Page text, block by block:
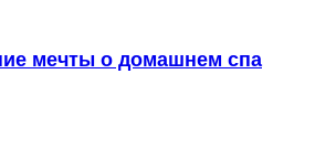
мечты о домашнем спа